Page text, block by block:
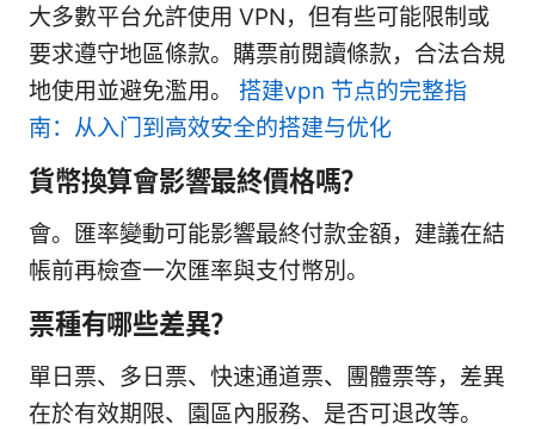
大多數平台允許使用 VPN，但有些可能限制或
要求遵守地區條款。購票前閱讀條款，合法合規
地使用並避免濫用。 搭建vpn 节点的完整指
南：从入门到高效安全的搭建与优化
貨幣換算會影響最終價格嗎？
會。匯率變動可能影響最終付款金額，建議在結
帳前再檢查一次匯率與支付幣別。
票種有哪些差異？
單日票、多日票、快速通道票、團體票等，差異
在於有效期限、園區內服務、是否可退改等。